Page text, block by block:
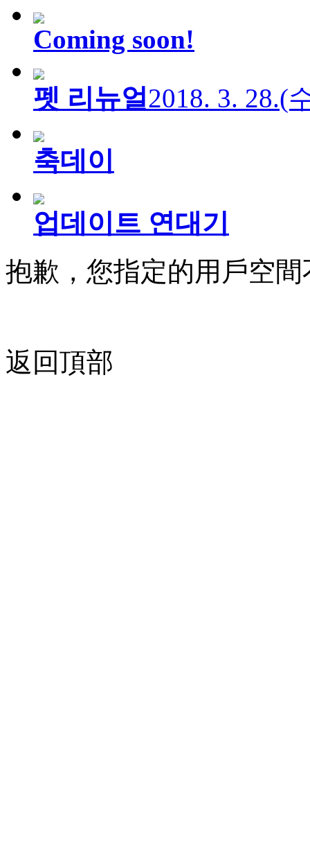
Coming soon!
펫 리뉴얼2018. 3. 28.(
축데이
업데이트 연대기
抱歉，您指定的用戶空間
返回頂部